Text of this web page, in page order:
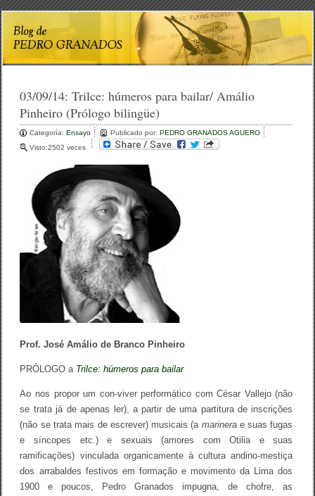
03/09/14:Trilce: húmeros para bailar/ Amálio
Pinheiro (Prólogo bilingüe)
Categoría:Ensayo Publicado por:PEDRO GRANADOS AGUERO
Visto:2502 veces
Prof. José Amálio de Branco Pinheiro
PRÓLOGO a Trilce: húmeros para bailar
Ao nos propor um con-viver performático com César Vallejo (não
se trata já de apenas ler), a partir de uma partitura de inscrições
(não se trata mais de escrever) musicais (amarinerae suas fugas
e síncopes etc.) e sexuais (amores com Otilia e suas
ramificações) vinculada organicamente à cultura andino-mestiça
dos arrabaldes festivos em formação e movimento da Lima dos
1900 e poucos, Pedro Granados impugna, de chofre, as